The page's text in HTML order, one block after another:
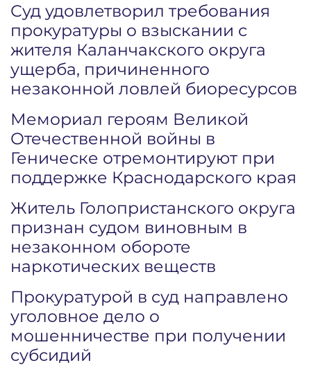
Суд удовлетворил требования
прокуратуры о взыскании с
жителя Каланчакского округа
ущерба, причиненного
незаконной ловлей биоресурсов
Мемориал героям Великой
Отечественной войны в
Геническе отремонтируют при
поддержке Краснодарского края
Житель Голопристанского округа
признан судом виновным в
незаконном обороте
наркотических веществ
Прокуратурой в суд направлено
уголовное дело о
мошенничестве при получении
субсидий